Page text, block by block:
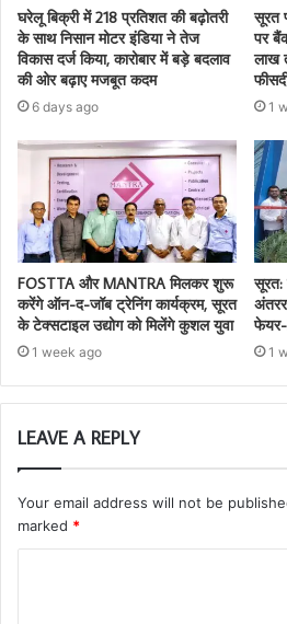
घरेलू बिक्री में 218 प्रतिशत की बढ़ोतरी
के साथ निसान मोटर इंडिया ने तेज
विकास दर्ज किया, कारोबार में बड़े बदलाव
की ओर बढ़ाए मजबूत कदम
6 days ago
सूरत
पर
लाख
1
FOSTTA और MANTRA मिलकर शुरू
करेंगे ऑन-द-जॉब ट्रेनिंग कार्यक्रम, सूरत
के टेक्सटाइल उद्योग को मिलेंगे कुशल युवा
1 week ago
सूरत:
फेयर-
1
LEAVE A REPLY
Your email address will not be
marked *